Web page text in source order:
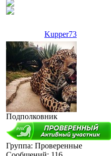
Kupper73
Подполковник
Группа: Проверенные